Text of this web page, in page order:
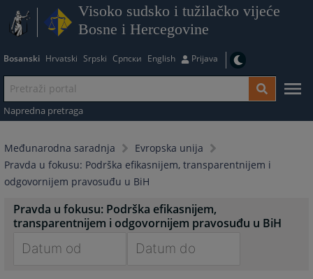
Visoko sudsko i tužilačko vijeće
Bosne i Hercegovine
Bosanski Hrvatski Srpski Српски English Prijava
Napredna pretraga
Međunarodna saradnja
Evropska unija
Pravda u fokusu: Podrška efikasnijem, transparentnijem i
odgovornijem pravosuđu u BiH
Pravda u fokusu: Podrška efikasnijem,
transparentnijem i odgovornijem pravosuđu u BiH